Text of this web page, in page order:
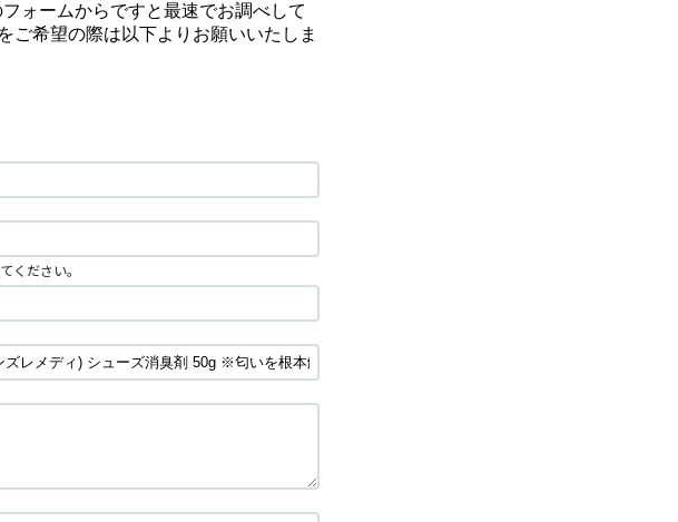
ォームからですと最速でお調べして
ご希望の際は以下よりお願いいたしま
ください。